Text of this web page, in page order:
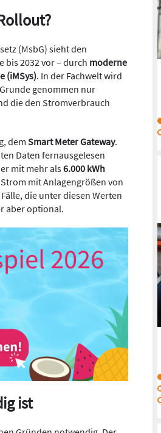
(MsbG) sieht den
bis 2032 vor – durch moderne
(iMSys). In der Fachwelt wird
genommen nur
die den Stromverbrauch
dem Smart Meter Gateway.
Daten fernausgelesen
mit mehr als6.000 kWh
mit Anlagengrößen von
die unter diesen Werten
aber optional.
ist